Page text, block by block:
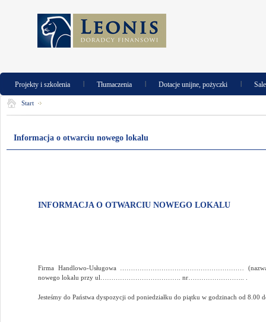
Projekty i szkolenia | Tłumaczenia | Dotacje unijne, pożyczki |
Start
Informacja o otwarciu nowego lokalu
INFORMACJA O OTWARCIU NOWEGO LOKALU
Firma Handlowo-Usługowa ………………………………………………… (nazwa)
nowego lokalu przy ul………………………………. nr…………………….. .
Jesteśmy do Państwa dyspozycji od poniedziałku do piątku w godzinach od 8.00